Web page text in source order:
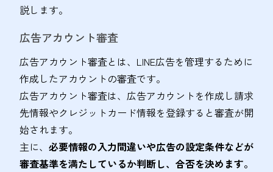
説します。
広告アカウント審査
広告アカウント審査とは、LINE広告を管理するために
作成したアカウントの審査です。
広告アカウント審査は、広告アカウントを作成し請求
先情報やクレジットカード情報を登録すると審査が開
始されます。
主に、 必要情報の入力間違いや広告の設定条件などが
審査基準を満たしているか判断し、合否を決めます。